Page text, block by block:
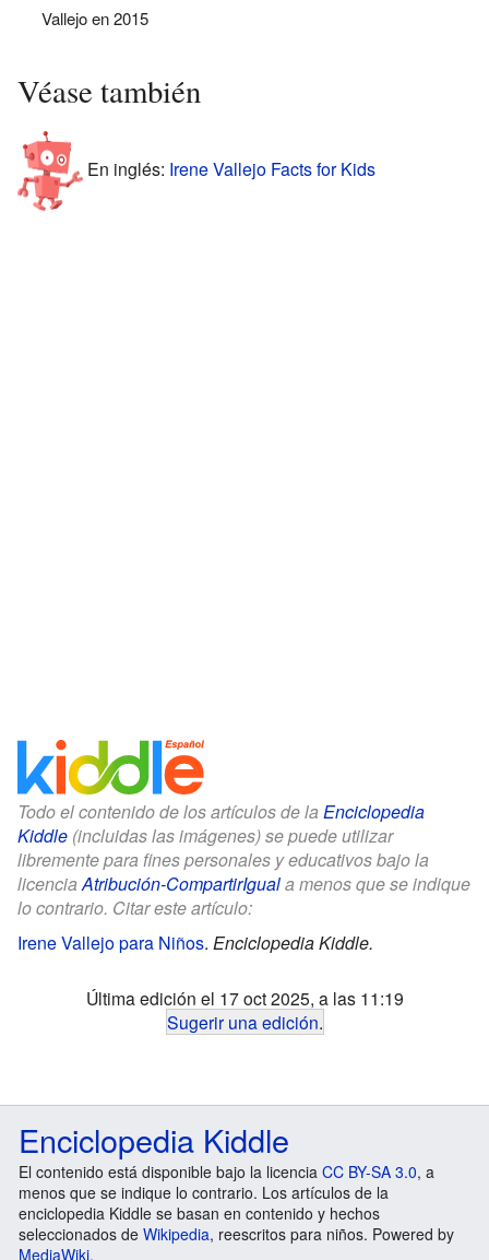
Vallejo en 2015
Véase también
En inglés: Irene Vallejo Facts for Kids
Todo el contenido de los artículos de la Enciclopedia
Kiddle (incluidas las imágenes) se puede utilizar
libremente para fines personales y educativos bajo la
licenciaAtribución-CompartirIguala menos que se indique
lo contrario. Citar este artículo:
Irene Vallejo para Niños. Enciclopedia Kiddle.
Última edición el 17 oct 2025, a las 11:19
Sugerir una edición.
Enciclopedia Kiddle
El contenido está disponible bajo la licencia CC BY-SA 3.0, a
menos que se indique lo contrario. Los artículos de la
enciclopedia Kiddle se basan en contenido y hechos
seleccionados de Wikipedia, reescritos para niños. Powered by
MediaWiki.